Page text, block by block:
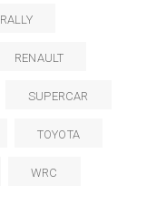
RALLY
RENAULT
SUPERCAR
TOYOTA
WRC